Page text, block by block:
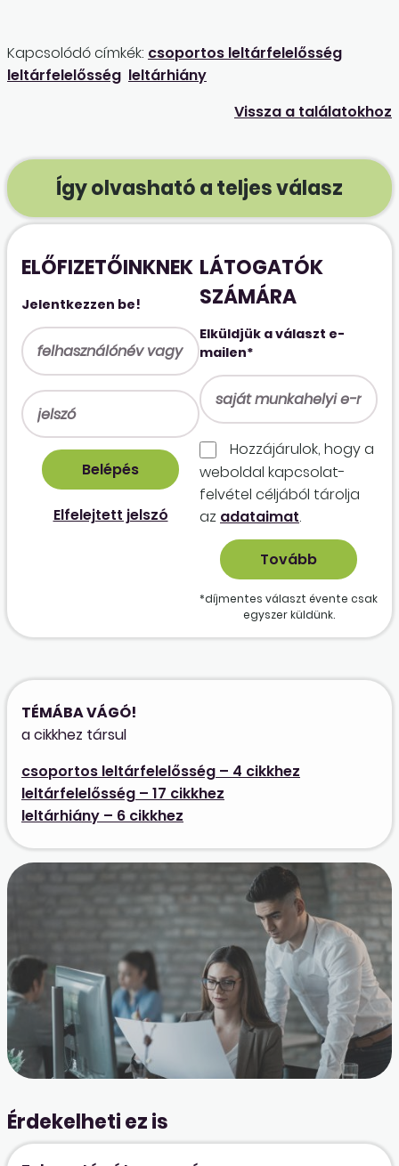
Kapcsolódó címkék: csoportos leltárfelelősség
leltárfelelősség leltárhiány
Vissza a találatokhoz
Így olvasható a teljes válasz
ELŐFIZETŐINKNEK
Jelentkezzen be!
Elfelejtett jelszó
LÁTOGATÓK
SZÁMÁRA
Elküldjük a választ e-
mailen*
Hozzájárulok, hogy a
weboldal kapcso­lat­
felvétel céljából tárolja
az adataimat.
*díjmentes választ évente csak
egyszer küldünk.
TÉMÁBA VÁGÓ!
a cikkhez társul
csoportos leltárfelelősség – 4 cikkhez
leltárfelelősség – 17 cikkhez
leltárhiány – 6 cikkhez
Érdekelheti ez is